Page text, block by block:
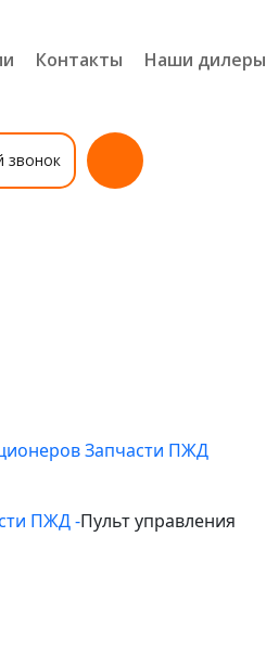
Контакты Наши дилеры
звонок
Запчасти ПЖД
ПЖД -Пульт управления